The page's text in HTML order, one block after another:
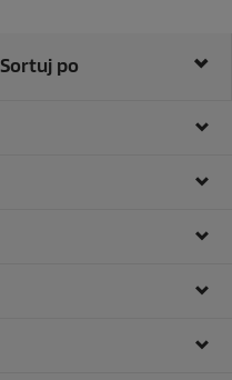
Sortuj po